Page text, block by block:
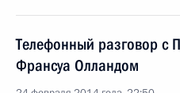
Телефонный разговор с
Франсуа Олландом